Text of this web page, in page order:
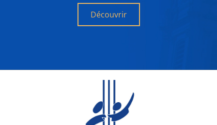
Découvrir